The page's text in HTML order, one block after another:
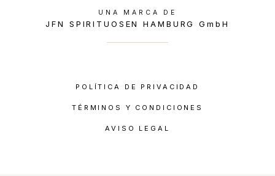
UNA MARCA DE
JFN SPIRITUOSEN HAMBURG GmbH
POLÍTICA DE PRIVACIDAD
TÉRMINOS Y CONDICIONES
AVISO LEGAL